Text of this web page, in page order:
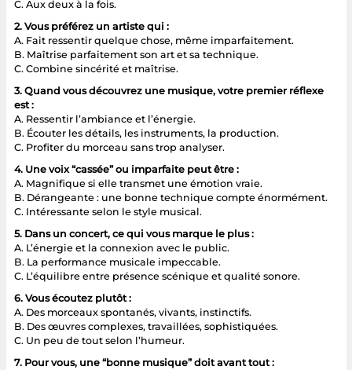
C. Aux deux à la fois.
2. Vous préférez un artiste qui :
A. Fait ressentir quelque chose, même imparfaitement.
B. Maîtrise parfaitement son art et sa technique.
C. Combine sincérité et maîtrise.
3. Quand vous découvrez une musique, votre premier réflexe
est :
A. Ressentir l’ambiance et l’énergie.
B. Écouter les détails, les instruments, la production.
C. Profiter du morceau sans trop analyser.
4. Une voix “cassée” ou imparfaite peut être :
A. Magnifique si elle transmet une émotion vraie.
B. Dérangeante : une bonne technique compte énormément.
C. Intéressante selon le style musical.
5. Dans un concert, ce qui vous marque le plus :
A. L’énergie et la connexion avec le public.
B. La performance musicale impeccable.
C. L’équilibre entre présence scénique et qualité sonore.
6. Vous écoutez plutôt :
A. Des morceaux spontanés, vivants, instinctifs.
B. Des œuvres complexes, travaillées, sophistiquées.
C. Un peu de tout selon l’humeur.
7. Pour vous, une “bonne musique” doit avant tout :